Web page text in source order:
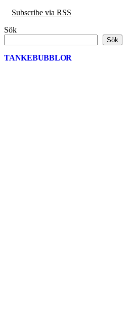
Subscribe via RSS
Sök
Sök
TANKEBUBBLOR